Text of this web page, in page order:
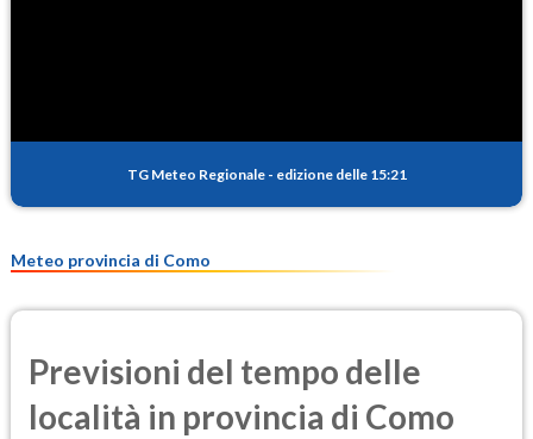
TG Meteo Regionale - edizione delle 15:21
Meteo provincia di Como
Previsioni del tempo delle
località in provincia di Como